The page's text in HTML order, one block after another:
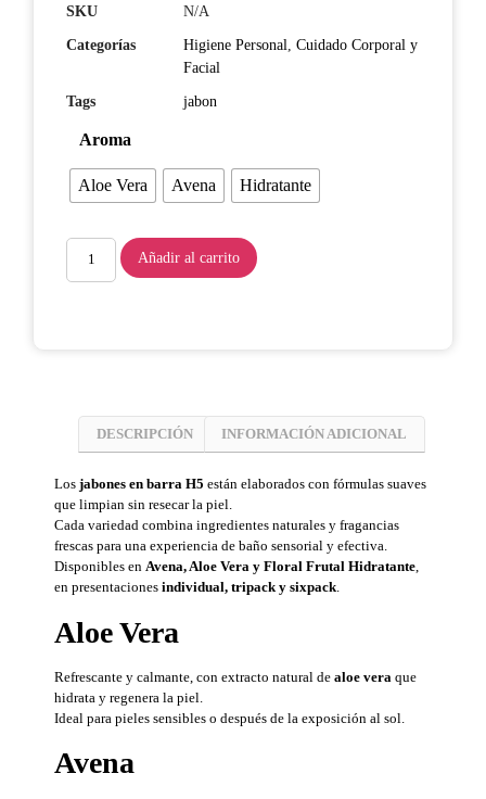
SKU
N/A
Categorías
Higiene Personal Cuidado Corporal y
Facial
Tags
jabon
Aroma
Aloe Vera Avena Hidratante
Añadir al carrito
DESCRIPCIÓN INFORMACIÓN ADICIONAL
Los jabones en barra H5 están elaborados con fórmulas suaves
que limpian sin resecar la piel.
Cada variedad combina ingredientes naturales y fragancias
frescas para una experiencia de baño sensorial y efectiva.
Disponibles en Avena, Aloe Vera y Floral Frutal Hidratante,
en presentaciones individual, tripack y sixpack.
Aloe Vera
Refrescante y calmante, con extracto natural de aloe vera que
hidrata y regenera la piel.
Ideal para pieles sensibles o después de la exposición al sol.
Avena